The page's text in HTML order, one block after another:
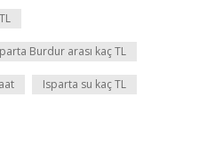
Burdur arası kaç TL
Isparta su kaç TL